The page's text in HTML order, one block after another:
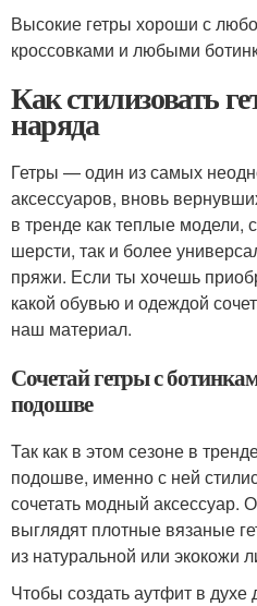
Высокие гетры хороши с
кроссовками и любыми
Как стилизовать
наряда
Гетры — один из самых
аксессуаров, вновь
в тренде как теплые модели,
шерсти, так и более
пряжи. Если ты хочешь
какой обувью и одеждой
наш материал.
Сочетай гетры с
подошве
Так как в этом сезоне в
подошве, именно с ней
сочетать модный аксессуар.
выглядят плотные вязаные
из натуральной или экокожи
Чтобы создать аутфит в